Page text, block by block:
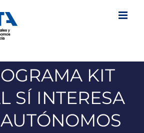
KIT
SÍ INTERESA